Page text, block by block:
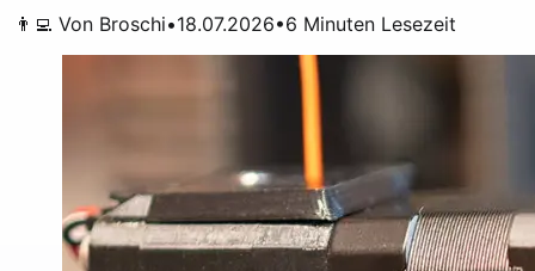
👨‍💻 Von Broschi•18.07.2026•6 Minuten Lesezeit